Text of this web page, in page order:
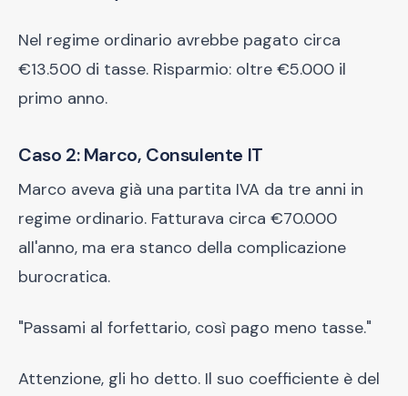
Nel regime ordinario avrebbe pagato circa
€13.500 di tasse. Risparmio: oltre €5.000 il
primo anno.
Caso 2: Marco, Consulente IT
Marco aveva già una partita IVA da tre anni in
regime ordinario. Fatturava circa €70.000
all'anno, ma era stanco della complicazione
burocratica.
"Passami al forfettario, così pago meno tasse."
Attenzione, gli ho detto. Il suo coefficiente è del